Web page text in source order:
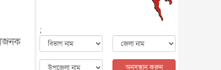
রিয়ালকে ‘না’ বলা রদ্রির জন্য
বার্সার কাছে কত চাইল ম্যানসিটি
শিল্পকলায় চলচ্চিত্র উৎসব, বিনা
মূল্যে দেখা যাবে ৬ সিনেমা
বিনোদন
;
অনুসন্ধান করুন